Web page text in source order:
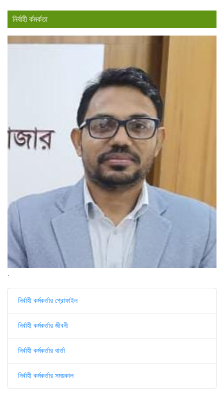
নির্বাহী র্কমর্কতা
নির্বাহী কর্মকর্তার প্রোফাইল
নির্বাহী কর্মকর্তার জীবনী
নির্বাহী কর্মকর্তার বার্তা
নির্বাহী কর্মকর্তার সময়কাল